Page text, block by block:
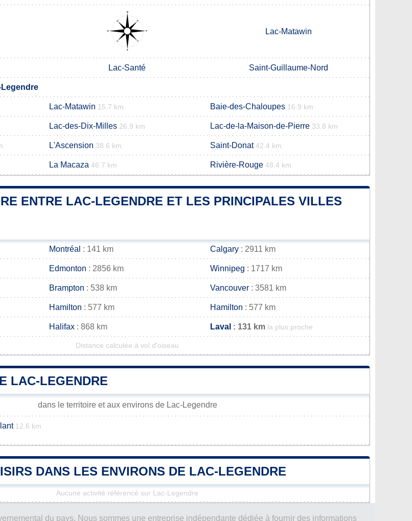
Lac-Matawin
Lac-Santé Saint-Guillaume-Nord
Lac-Matawin 15.7 km Baie-des-Chaloupes 16.9 km
Lac-des-Dix-Milles 26.9 km Lac-de-la-Maison-de-Pierre 33.8 km
L'Ascension 38.6 km Saint-Donat 42.4 km
La Macaza 46.7 km Rivière-Rouge 48.4 km
ENTRE LAC-LEGENDRE ET LES PRINCIPALES VILLES
Montréal : 141 km Calgary : 2911 km
Edmonton : 2856 km Winnipeg : 1717 km
Brampton : 538 km Vancouver : 3581 km
Hamilton : 577 km Hamilton : 577 km
Halifax : 868 km Laval : 131 km la plus proche
Distance calculée à vol d'oiseau
LAC-LEGENDRE
dans le territoire et aux environs de Lac-Legendre
12.6 km
DANS LES ENVIRONS DE LAC-LEGENDRE
Aucune activité référencé sur Lac-Legendre
du pays. Nous sommes une entreprise indépendante dédiée à fournir des informations